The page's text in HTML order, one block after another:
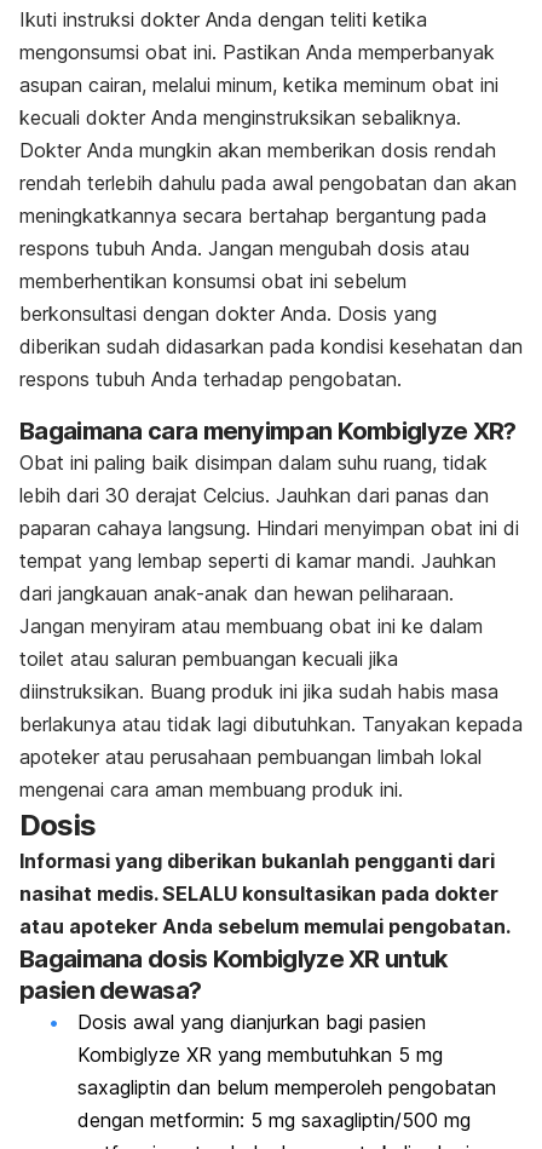
Ikuti instruksi dokter Anda dengan teliti ketika
mengonsumsi obat ini. Pastikan Anda memperbanyak
asupan cairan, melalui minum, ketika meminum obat ini
kecuali dokter Anda menginstruksikan sebaliknya.
Dokter Anda mungkin akan memberikan dosis rendah
rendah terlebih dahulu pada awal pengobatan dan akan
meningkatkannya secara bertahap bergantung pada
respons tubuh Anda. Jangan mengubah dosis atau
memberhentikan konsumsi obat ini sebelum
berkonsultasi dengan dokter Anda. Dosis yang
diberikan sudah didasarkan pada kondisi kesehatan dan
respons tubuh Anda terhadap pengobatan.
Bagaimana cara menyimpan Kombiglyze XR?
Obat ini paling baik disimpan dalam suhu ruang, tidak
lebih dari 30 derajat Celcius. Jauhkan dari panas dan
paparan cahaya langsung. Hindari menyimpan obat ini di
tempat yang lembap seperti di kamar mandi. Jauhkan
dari jangkauan anak-anak dan hewan peliharaan.
Jangan menyiram atau membuang obat ini ke dalam
toilet atau saluran pembuangan kecuali jika
diinstruksikan. Buang produk ini jika sudah habis masa
berlakunya atau tidak lagi dibutuhkan. Tanyakan kepada
apoteker atau perusahaan pembuangan limbah lokal
mengenai cara aman membuang produk ini.
Dosis
Informasi yang diberikan bukanlah pengganti dari
nasihat medis. SELALU konsultasikan pada dokter
atau apoteker Anda sebelum memulai pengobatan.
Bagaimana dosis Kombiglyze XR untuk
pasien dewasa?
Dosis awal yang dianjurkan bagi pasien
Kombiglyze XR yang membutuhkan 5 mg
saxagliptin dan belum memperoleh pengobatan
dengan metformin: 5 mg saxagliptin/500 mg